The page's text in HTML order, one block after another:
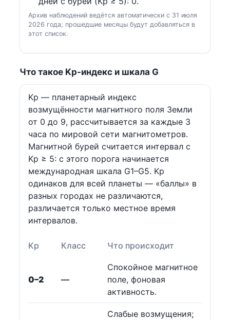
Архив наблюдений ведётся автоматически с 31 июля
2026 года; прошедшие месяцы будут добавляться в
этот список.
Что такое Kp-индекс и шкала G
Kp — планетарный индекс
возмущённости магнитного поля Земли
от 0 до 9, рассчитывается за каждые 3
часа по мировой сети магнитометров.
Магнитной бурей считается интервал с
Kp ≥ 5: с этого порога начинается
международная шкала G1–G5. Kp
одинаков для всей планеты — «баллы» в
разных городах не различаются,
различается только местное время
интервалов.
Kp Класс Что происходит
0–2 —
Спокойное магнитное
поле, фоновая
активность.
Слабые возмущения;